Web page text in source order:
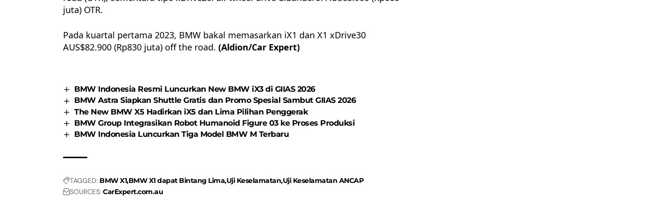
juta) OTR.
Pada kuartal pertama 2023, BMW bakal memasarkan iX1 dan X1 xDrive30
AUS$82.900 (Rp830 juta) off the road. (Aldion/Car Expert)
BMW Indonesia Resmi Luncurkan New BMW iX3 di GIIAS 2026
BMW Astra Siapkan Shuttle Gratis dan Promo Spesial Sambut GIIAS 2026
The New BMW X5 Hadirkan iX5 dan Lima Pilihan Penggerak
BMW Group Integrasikan Robot Humanoid Figure 03 ke Proses Produksi
BMW Indonesia Luncurkan Tiga Model BMW M Terbaru
TAGGED: BMW X1BMW X1 dapat Bintang LimaUji KeselamatanUji Keselamatan ANCAP
SOURCES: CarExpert.com.au